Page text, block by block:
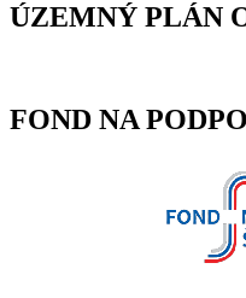
ÚZEMNÝ PLÁN
FOND NA